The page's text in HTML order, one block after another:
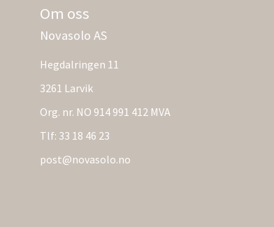
Om oss
Novasolo AS
Hegdalringen 11
3261 Larvik
Org. nr. NO 914 991 412 MVA
Tlf: 33 18 46 23
post@novasolo.no